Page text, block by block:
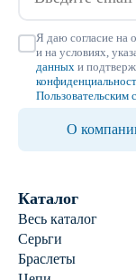
Я даю согласие на
и на условиях,
данных и
Пользовательским
О
Каталог
Весь каталог
Серьги
Браслеты